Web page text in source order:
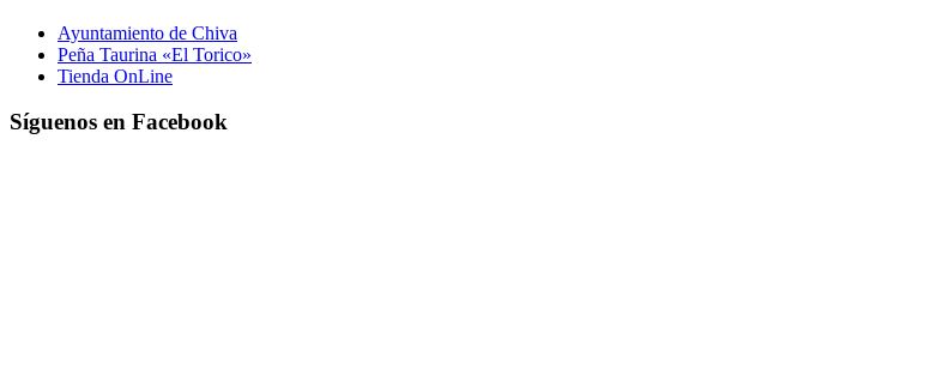
Ayuntamiento de Chiva
Peña Taurina «El Torico»
Tienda OnLine
Síguenos en Facebook